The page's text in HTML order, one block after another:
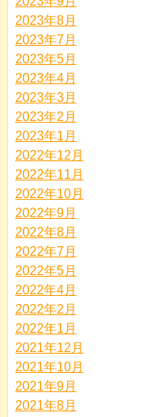
2023年8月
2023年7月
2023年5月
2023年4月
2023年3月
2023年2月
2023年1月
2022年12月
2022年11月
2022年10月
2022年9月
2022年8月
2022年7月
2022年5月
2022年4月
2022年2月
2022年1月
2021年12月
2021年10月
2021年9月
2021年8月